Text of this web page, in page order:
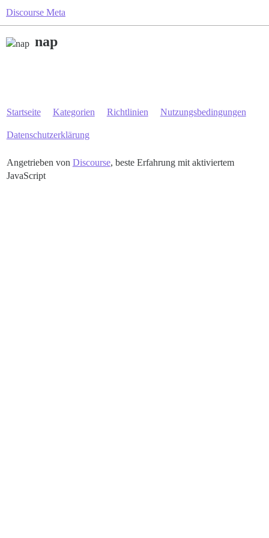
Discourse Meta
nap
Startseite Kategorien Richtlinien Nutzungsbedingungen
Datenschutzerklärung
Angetrieben von Discourse, beste Erfahrung mit aktiviertem
JavaScript